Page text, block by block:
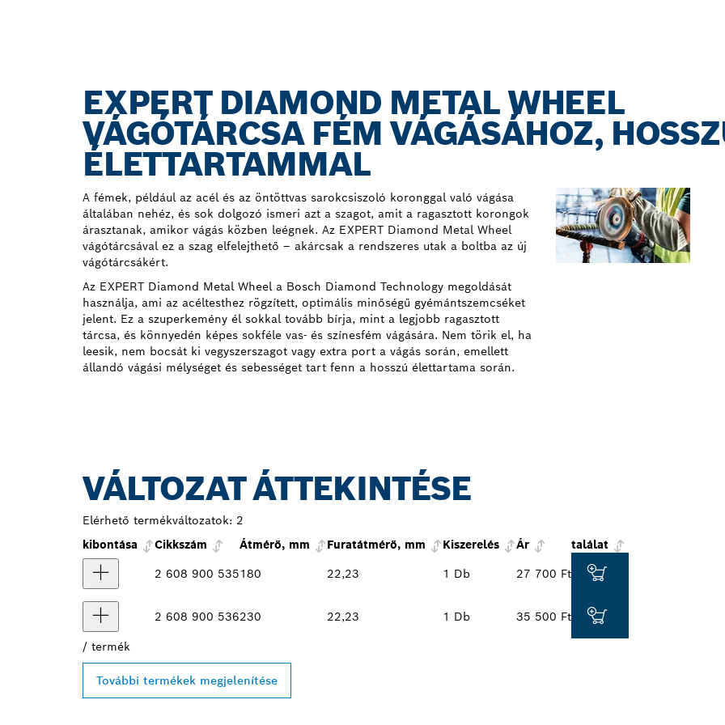
EXPERT DIAMOND METAL WHEEL
VÁGÓTÁRCSA FÉM VÁGÁSÁHOZ,
ÉLETTARTAMMAL
A fémek, például az acél és az öntöttvas sarokcsiszoló koronggal való vágása
általában nehéz, és sok dolgozó ismeri azt a szagot, amit a ragasztott korongok
árasztanak, amikor vágás közben leégnek. Az EXPERT Diamond Metal Wheel
vágótárcsával ez a szag elfelejthető – akárcsak a rendszeres utak a boltba az új
vágótárcsákért.
Az EXPERT Diamond Metal Wheel a Bosch Diamond Technology megoldását
használja, ami az acéltesthez rögzített, optimális minőségű gyémántszemcséket
jelent. Ez a szuperkemény él sokkal tovább bírja, mint a legjobb ragasztott
tárcsa, és könnyedén képes sokféle vas- és színesfém vágására. Nem törik el, ha
leesik, nem bocsát ki vegyszerszagot vagy extra port a vágás során, emellett
állandó vágási mélységet és sebességet tart fenn a hosszú élettartama során.
VÁLTOZAT ÁTTEKINTÉSE
Elérhető termékváltozatok: 2
kibontása
Cikkszám Átmérő, mm Furatátmérő, mm Kiszerelés Ár
találat
2 608 900 535180 22,23 1 Db 27 700 Ft
2 608 900 536230 22,23 1 Db 35 500 Ft
/ termék
További termékek megjelenítése